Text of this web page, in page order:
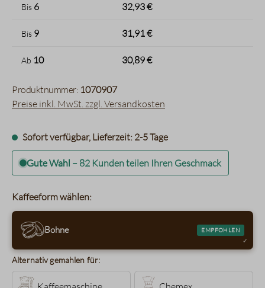
Bis 6 32,93 €
Bis 9 31,91 €
Ab 10 30,89 €
Produktnummer: 1070907
Preise inkl. MwSt. zzgl. Versandkosten
Sofort verfügbar, Lieferzeit: 2-5 Tage
Gute Wahl – 82 Kunden teilen Ihren Geschmack
Kaffeeform wählen:
Bohne EMPFOHLEN
Alternativ gemahlen für: